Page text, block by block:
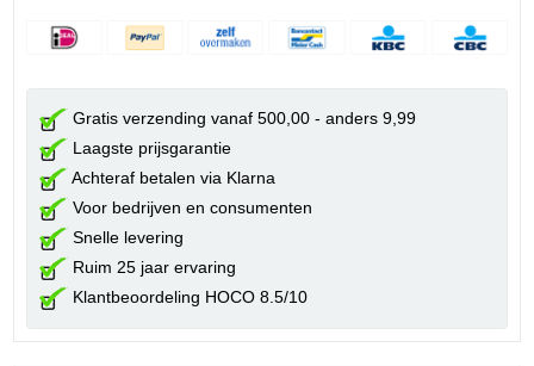
Gratis verzending vanaf 500,00 - anders 9,99
Laagste prijsgarantie
Achteraf betalen via Klarna
Voor bedrijven en consumenten
Snelle levering
Ruim 25 jaar ervaring
Klantbeoordeling HOCO 8.5/10